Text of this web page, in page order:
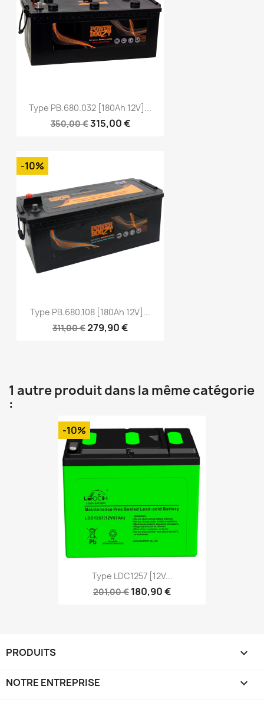
Type PB.680.032 [180Ah 12V]...
350,00 €315,00 €
Type PB.680.108 [180Ah 12V]...
311,00 €279,90 €
-10%
1 autre produit dans la même catégorie
:
Type LDC1257 [12V...
201,00 € 180,90 €
-10%
PRODUITS 
NOTRE ENTREPRISE 